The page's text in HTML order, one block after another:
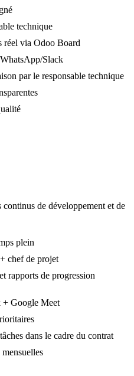
technique
réel via Odoo Board
Slack
par le responsable technique
continus de développement et de
plein
chef de projet
rapports de progression
+ Google Meet
dans le cadre du contrat